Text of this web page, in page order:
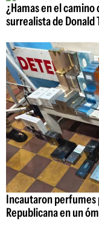
¿Hamas en el camino
surrealista de Donald
Incautaron perfumes
Republicana en un